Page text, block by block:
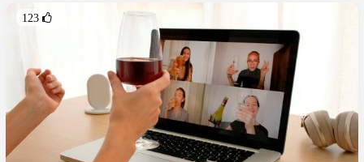
売されていますが、添加物が多めの商品を5つピックアップして
みました。
123 